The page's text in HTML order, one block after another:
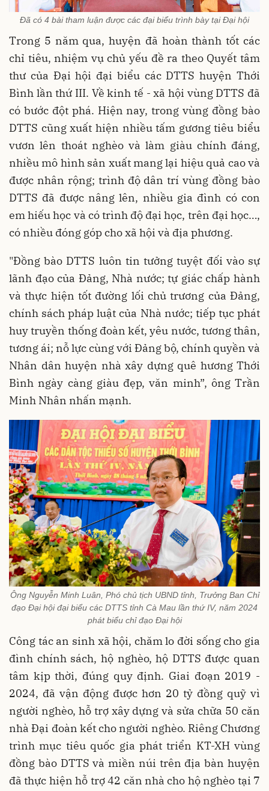
Đã có 4 bài tham luận được các đại biểu trình bày tại Đại hội
Trong 5 năm qua, huyện đã hoàn thành tốt các
chỉ tiêu, nhiệm vụ chủ yếu đề ra theo Quyết tâm
thư của Đại hội đại biểu các DTTS huyện Thới
Bình lần thứ III. Về kinh tế - xã hội vùng DTTS đã
có bước đột phá. Hiện nay, trong vùng đồng bào
DTTS cũng xuất hiện nhiều tấm gương tiêu biểu
vươn lên thoát nghèo và làm giàu chính đáng,
nhiều mô hình sản xuất mang lại hiệu quả cao và
được nhân rộng; trình độ dân trí vùng đồng bào
DTTS đã được nâng lên, nhiều gia đình có con
em hiếu học và có trình độ đại học, trên đại học…,
có nhiều đóng góp cho xã hội và địa phương.
"Đồng bào DTTS luôn tin tưởng tuyệt đối vào sự
lãnh đạo của Đảng, Nhà nước; tự giác chấp hành
và thực hiện tốt đường lối chủ trương của Đảng,
chính sách pháp luật của Nhà nước; tiếp tục phát
huy truyền thống đoàn kết, yêu nước, tương thân,
tương ái; nỗ lực cùng với Đảng bộ, chính quyền và
Nhân dân huyện nhà xây dựng quê hương Thới
Bình ngày càng giàu đẹp, văn minh”, ông Trần
Minh Nhân nhấn mạnh.
Ông Nguyễn Minh Luân, Phó chủ tịch UBND tỉnh, Trưởng Ban Chỉ
đạo Đại hội đại biểu các DTTS tỉnh Cà Mau lần thứ IV, năm 2024
phát biểu chỉ đạo Đại hội
Công tác an sinh xã hội, chăm lo đời sống cho gia
đình chính sách, hộ nghèo, hộ DTTS được quan
tâm kịp thời, đúng quy định. Giai đoạn 2019 -
2024, đã vận động được hơn 20 tỷ đồng quỹ vì
người nghèo, hỗ trợ xây dựng và sửa chữa 50 căn
nhà Đại đoàn kết cho người nghèo. Riêng Chương
trình mục tiêu quốc gia phát triển KT-XH vùng
đồng bào DTTS và miền núi trên địa bàn huyện
đã thực hiện hỗ trợ 42 căn nhà cho hộ nghèo tại 7